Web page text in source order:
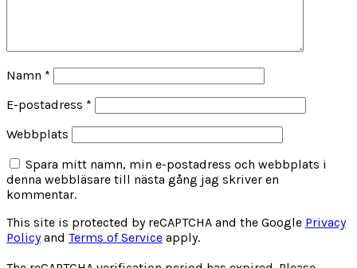
Namn *
E-postadress *
Webbplats
Spara mitt namn, min e-postadress och webbplats i
denna webbläsare till nästa gång jag skriver en
kommentar.
This site is protected by reCAPTCHA and the Google Privacy
Policyand Terms of Service apply.